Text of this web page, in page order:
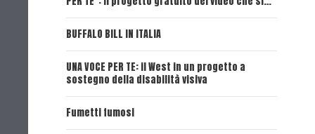
BUFFALO BILL IN ITALIA
UNA VOCE PER TE: il West in un progetto a
sostegno della disabilità visiva
Fumetti fumosi